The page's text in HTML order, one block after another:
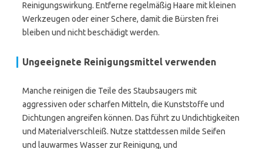
Reinigungswirkung. Entferne regelmäßig Haare mit kleinen
Werkzeugen oder einer Schere, damit die Bürsten frei
bleiben und nicht beschädigt werden.
Ungeeignete Reinigungsmittel verwenden
Manche reinigen die Teile des Staubsaugers mit
aggressiven oder scharfen Mitteln, die Kunststoffe und
Dichtungen angreifen können. Das führt zu Undichtigkeiten
und Materialverschleiß. Nutze stattdessen milde Seifen
und lauwarmes Wasser zur Reinigung, und